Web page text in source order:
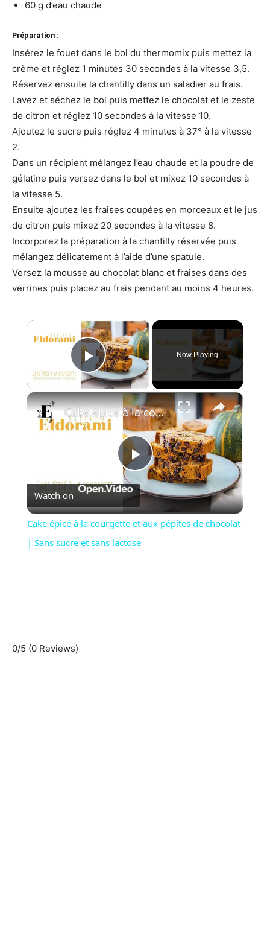
60 g d’eau chaude
Préparation :
Insérez le fouet dans le bol du thermomix puis mettez la
crème et réglez 1 minutes 30 secondes à la vitesse 3,5.
Réservez ensuite la chantilly dans un saladier au frais.
Lavez et séchez le bol puis mettez le chocolat et le zeste
de citron et réglez 10 secondes à la vitesse 10.
Ajoutez le sucre puis réglez 4 minutes à 37° à la vitesse
2.
Dans un récipient mélangez l’eau chaude et la poudre de
gélatine puis versez dans le bol et mixez 10 secondes à
la vitesse 5.
Ensuite ajoutez les fraises coupées en morceaux et le jus
de citron puis mixez 20 secondes à la vitesse 8.
Incorporez la préparation à la chantilly réservée puis
mélangez délicatement à l’aide d’une spatule.
Versez la mousse au chocolat blanc et fraises dans des
verrines puis placez au frais pendant au moins 4 heures.
×
Play Video
Now Playing
×
P
l
a
Cake épicé à la courgette et aux pépites de chocolat | Sans sucre et sans lactose
Watch on
Cake épicé à la courgette et aux pépites de chocolat
| Sans sucre et sans lactose
0/5 (0 Reviews)